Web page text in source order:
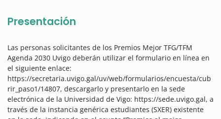
Presentación
Las personas solicitantes de los Premios Mejor TFG/TFM
Agenda 2030 Uvigo deberán utilizar el formulario en línea en
el siguiente enlace:
https://secretaria.uvigo.gal/uv/web/formularios/encuesta/cub
rir_paso1/14807, descargarlo y presentarlo en la sede
electrónica de la Universidad de Vigo: https://sede.uvigo.gal, a
través de la instancia genérica estudiantes (SXER) existente